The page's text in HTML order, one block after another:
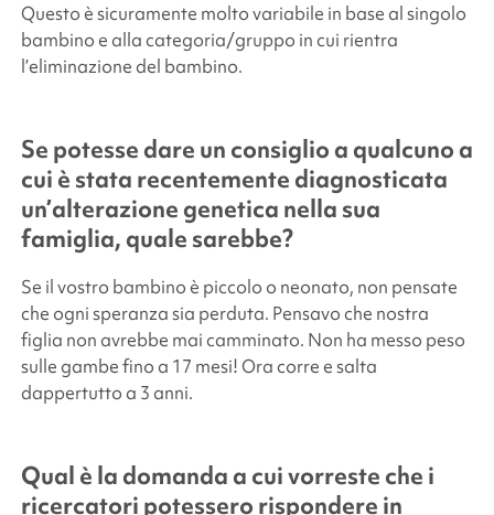
Questo è sicuramente molto variabile in base al singolo
bambino e alla categoria/gruppo in cui rientra
l’eliminazione del bambino.
Se potesse dare un consiglio a qualcuno a
cui è stata recentemente diagnosticata
un’alterazione genetica nella sua
famiglia, quale sarebbe?
Se il vostro bambino è piccolo o neonato, non pensate
che ogni speranza sia perduta. Pensavo che nostra
figlia non avrebbe mai camminato. Non ha messo peso
sulle gambe fino a 17 mesi! Ora corre e salta
dappertutto a 3 anni.
Qual è la domanda a cui vorreste che i
ricercatori potessero rispondere in